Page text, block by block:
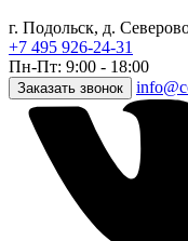
г. Подольск, д.
+7 495 926-24-31
Пн-Пт: 9:00 - 18:00
Заказать звонок